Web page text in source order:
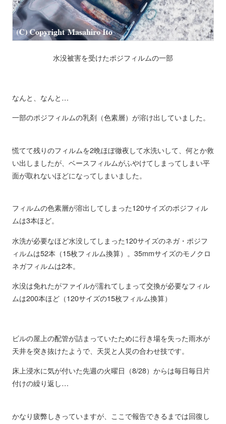
水没被害を受けたポジフィルムの一部
なんと、なんと…
一部のポジフィルムの乳剤（色素層）が溶け出していました。
慌てて残りのフィルムを2晩ほぼ徹夜して水洗いして、何とか救
い出しましたが、ベースフィルムがふやけてしまってしまい平
面が取れないほどになってしまいました。
フィルムの色素層が溶出してしまった120サイズのポジフィル
ムは3本ほど。
水洗が必要なほど水没してしまった120サイズのネガ・ポジフ
ィルムは52本（15枚フィルム換算）。35mmサイズのモノクロ
ネガフィルムは2本。
水没は免れたがファイルが濡れてしまって交換が必要なフィル
ムは200本ほど（120サイズの15枚フィルム換算）
ビルの屋上の配管が詰まっていたために行き場を失った雨水が
天井を突き抜けたようで、天災と人災の合わせ技です。
床上浸水に気が付いた先週の火曜日（8/28）からは毎日毎日片
付けの繰り返し…
かなり疲弊しきっていますが、ここで報告できるまでは回復し